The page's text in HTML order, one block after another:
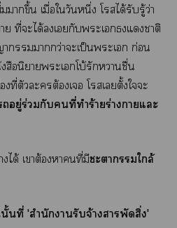
าขึ้น เมื่อใวันหนึ่ง โสได้รับรู้ว่า
ย ที่ะได้เกับะเแาติ
ากว่าะเป็นะเ ก่อน
สือนิยายะเโบ้รักาชื่น
ที่ตัวะต้องเ โสเตั้งใะ
อยู่ร่วมกับคนที่ทำร้ายร่างาแะ
ได้ เาต้องาคนที่มีะาใกล้
นั้นที่ 'สำนัการับจ้างาพัดสิ่ง'